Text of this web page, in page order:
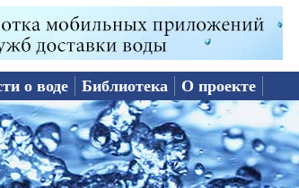
о воде Библиотека О проекте